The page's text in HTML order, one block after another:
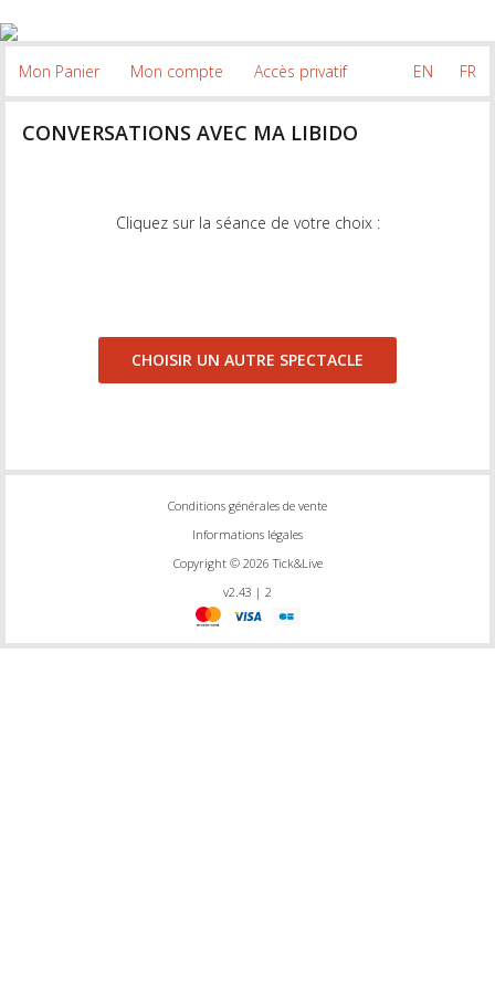
FR
EN
Mon Panier Mon compte Accès privatif
CONVERSATIONS AVEC MA LIBIDO
Cliquez sur la séance de votre choix :
Conditions générales de vente
Informations légales
Copyright © 2026 Tick&Live
v2.43 | 2